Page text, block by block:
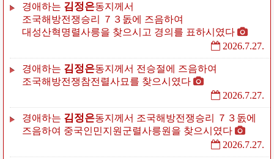
경애하는 김정은동지께서
조국해방전쟁승리
７３돐에
즈음하여
대성산혁명렬사릉을 찾으시고 경의를 표하시였다
2026.7.27.
경애하는 김정은동지께서 전승절에
즈음하여
조국해방전쟁참전렬사묘를 찾으시였다
2026.7.27.
경애하는 김정은동지께서 조국해방전쟁승리
７３돐에
즈음하여 중국인민지원군렬사릉원을 찾으시였다
2026.7.27.